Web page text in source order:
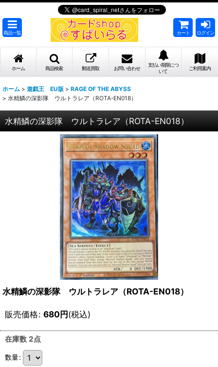
商品一覧 カート ログイン
ホーム 商品検索 郵送買取 お問い合わせ
支払い期限につ
いて
ご利用案内
ホーム > 遊戯王 EU版 > RAGE OF THE ABYSS
> 水精鱗の深影隊 ウルトラレア（ROTA-EN018）
水精鱗の深影隊 ウルトラレア（ROTA-EN018）
水精鱗の深影隊 ウルトラレア（ROTA-EN018）
販売価格: 680円(税込)
在庫数 2点
数量: